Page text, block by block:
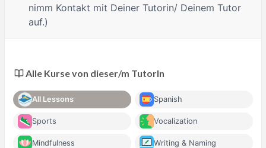
nimm Kontakt mit Deiner Tutorin/ Deinem Tutor
auf.)
Alle Kurse von dieser/m TutorIn
All Lessons Spanish
Sports Vocalization
Mindfulness Writing & Naming